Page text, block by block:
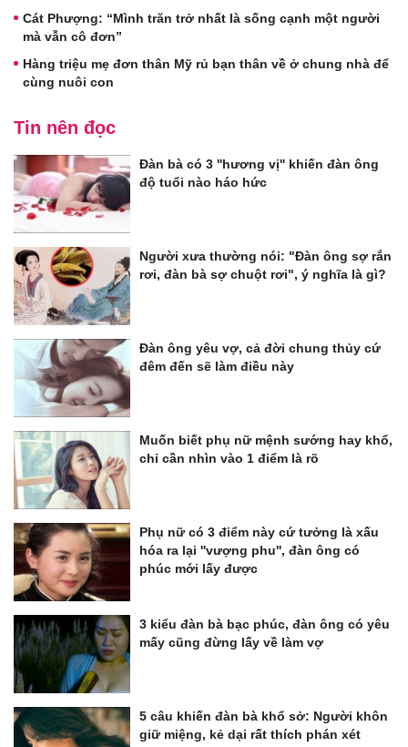
Cát Phượng: “Mình trăn trở nhất là sống cạnh một người
mà vẫn cô đơn”
Hàng triệu mẹ đơn thân Mỹ rủ bạn thân về ở chung nhà để
cùng nuôi con
Tin nên đọc
Đàn bà có 3 ''hương vị'' khiến đàn ông
độ tuổi nào háo hức
Người xưa thường nói: "Đàn ông sợ rắn
rơi, đàn bà sợ chuột rơi", ý nghĩa là gì?
Đàn ông yêu vợ, cả đời chung thủy cứ
đêm đến sẽ làm điều này
Muốn biết phụ nữ mệnh sướng hay khổ,
chỉ cần nhìn vào 1 điểm là rõ
Phụ nữ có 3 điểm này cứ tưởng là xấu
hóa ra lại ''vượng phu'', đàn ông có
phúc mới lấy được
3 kiểu đàn bà bạc phúc, đàn ông có yêu
mấy cũng đừng lấy về làm vợ
5 câu khiến đàn bà khổ sở: Người khôn
giữ miệng, kẻ dại rất thích phán xét